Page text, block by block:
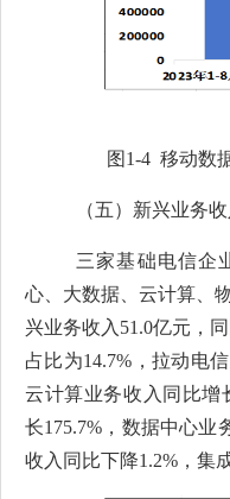
图 1-4 移动数
（五） 新兴业务收
三家基础电信企
心、大数据、云计算、
兴业务收入 51.0亿元，
占比为14.7% ，拉动电
云计算业务收入 同比增
长175.7% ，数据中心业
收入同比下降1.2% ，集